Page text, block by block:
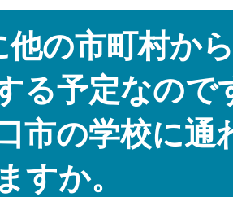
他の市町村か
る予定なので
市の学校に通
すか。